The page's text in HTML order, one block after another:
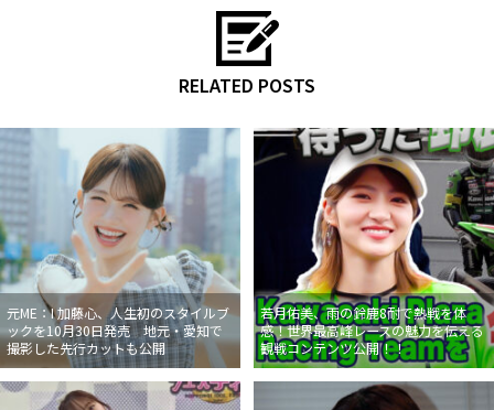
RELATED POSTS
元ME：I 加藤心、人生初のスタイルブ
ックを10月30日発売 地元・愛知で
撮影した先行カットも公開
若月佑美、雨の鈴鹿8耐で熱戦を体
感！世界最高峰レースの魅力を伝える
観戦コンテンツ公開！！